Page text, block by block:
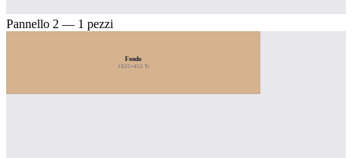
Pannello 2 — 1 pezzi
Fondo
1825×452 ↻